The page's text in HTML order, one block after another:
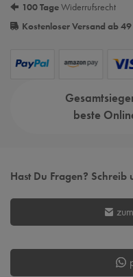
100 TageWiderrufsrecht
Kostenloser Versand ab 49
beste
Hast Du Fragen? Schreib